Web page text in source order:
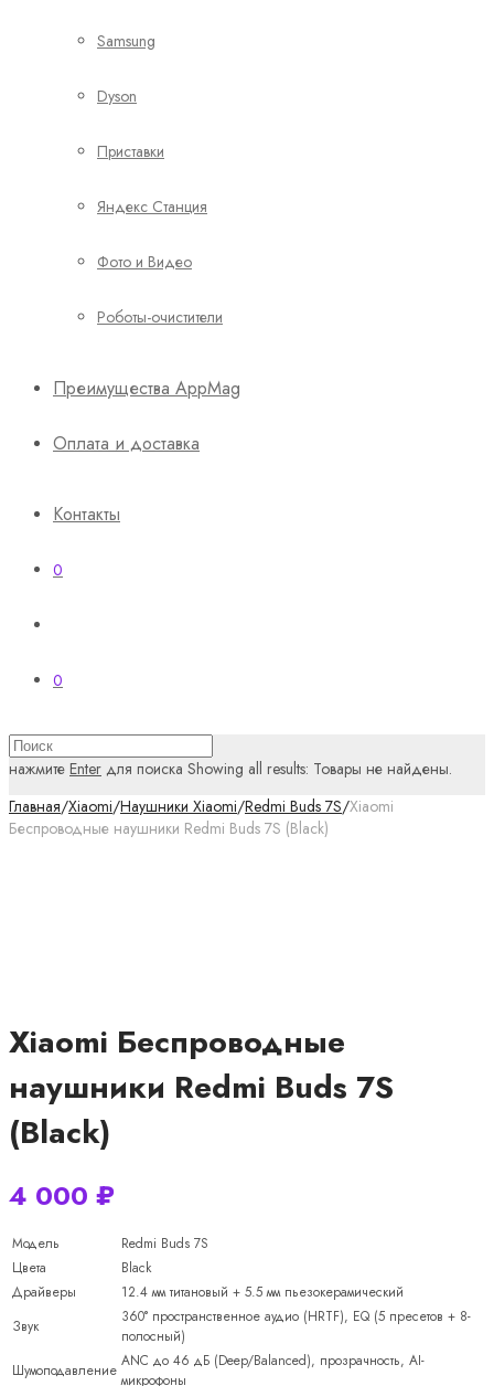
Samsung
Dyson
Приставки
Яндекс Станция
Фото и Видео
Роботы-очистители
Преимущества AppMag
Оплата и доставка
Контакты
0
0
нажмите Enter для поиска Showing all results: Товары не найдены.
Главная/Xiaomi/Наушники Xiaomi/Redmi Buds 7S/Xiaomi
Беспроводные наушники Redmi Buds 7S (Black)
Xiaomi Беспроводные
наушники Redmi Buds 7S
(Black)
4 000 ₽
Модель
Redmi Buds 7S
Цвета
Black
Драйверы
12.4 мм титановый + 5.5 мм пьезокерамический
Звук
360° пространственное аудио (HRTF), EQ (5 пресетов + 8-
полосный)
Шумоподавление ANC до 46 дБ (Deep/Balanced), прозрачность, AI-
микрофоны